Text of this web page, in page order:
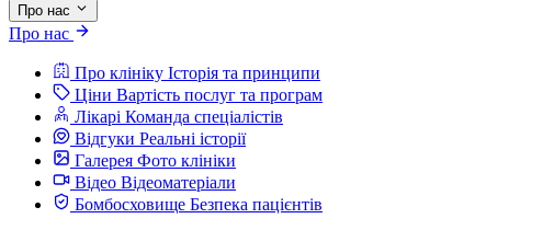
Про нас
Про нас
Про клініку Історія та принципи
Ціни Вартість послуг та програм
Лікарі Команда спеціалістів
Відгуки Реальні історії
Галерея Фото клініки
Відео Відеоматеріали
Бомбосховище Безпека пацієнтів